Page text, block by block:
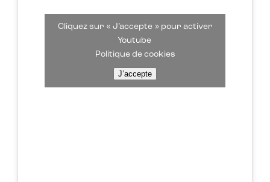
Cliquez sur « J’accepte » pour activer
Youtube
Politique de cookies
J’accepte